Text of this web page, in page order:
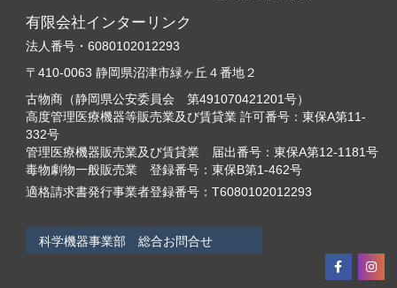
有限会社インターリンク
法人番号・6080102012293
〒410-0063 静岡県沼津市緑ヶ丘４番地２
古物商（静岡県公安委員会 第491070421201号）
高度管理医療機器等販売業及び賃貸業 許可番号：東保A第11-
332号
管理医療機器販売業及び賃貸業 届出番号：東保A第12-1181号
毒物劇物一般販売業 登録番号：東保B第1-462号
適格請求書発行事業者登録番号：T6080102012293
科学機器事業部 総合お問合せ